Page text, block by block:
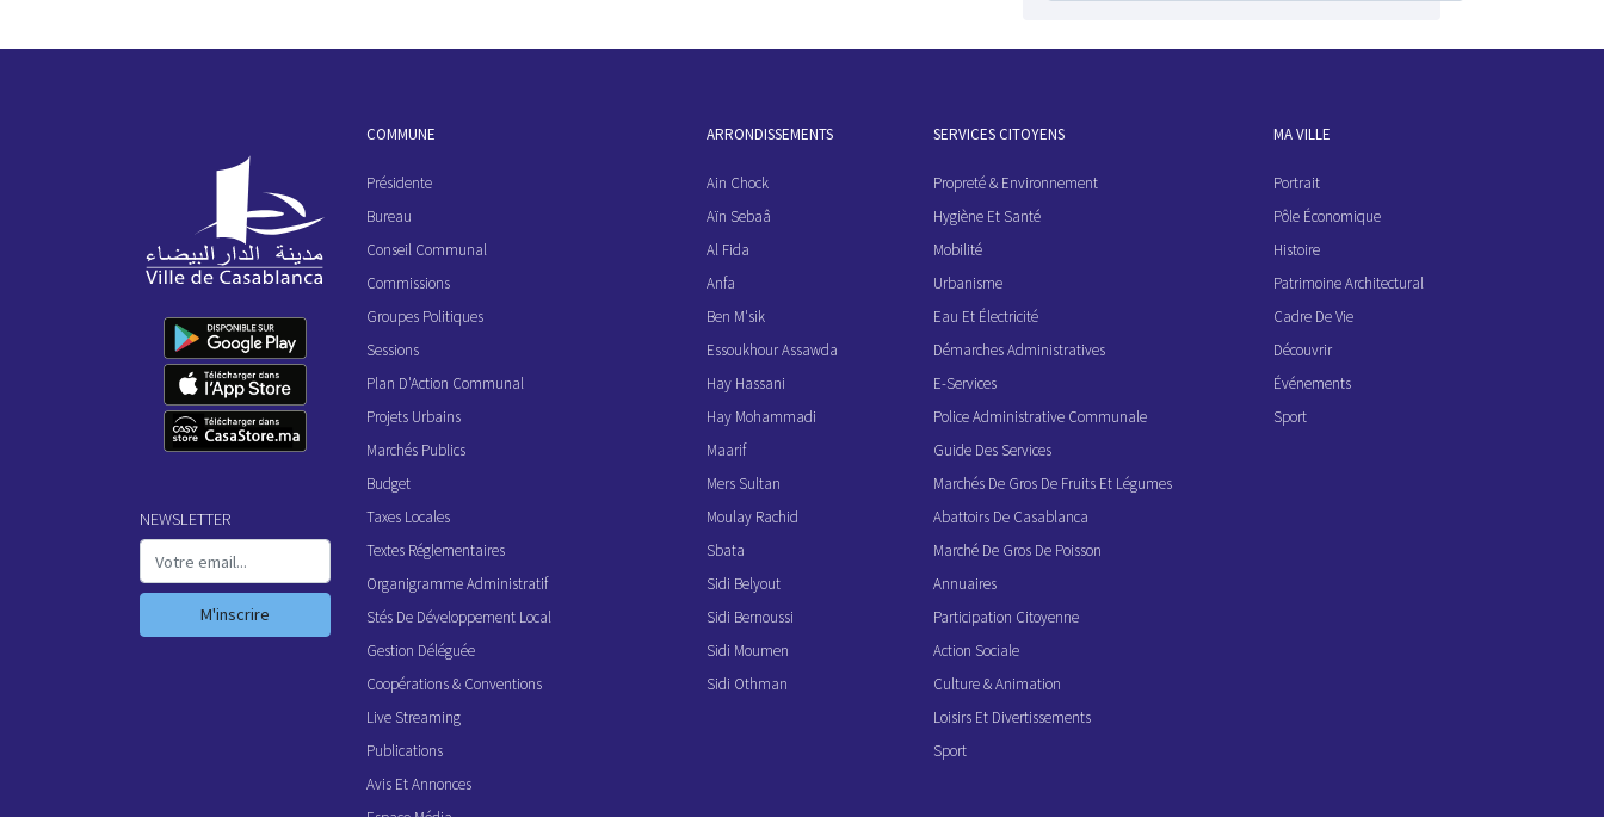
NEWSLETTER
M'inscrire
COMMUNE
Présidente
Bureau
Conseil Communal
Commissions
Groupes Politiques
Sessions
Plan D'Action Communal
Projets Urbains
Marchés Publics
Budget
Taxes Locales
Textes Réglementaires
Organigramme Administratif
Stés De Développement Local
Gestion Déléguée
Coopérations & Conventions
Live Streaming
Publications
Avis Et Annonces
ARRONDISSEMENTS
Ain Chock
Aïn Sebaâ
Al Fida
Anfa
Ben M'sik
Essoukhour Assawda
Hay Hassani
Hay Mohammadi
Maarif
Mers Sultan
Moulay Rachid
Sbata
Sidi Belyout
Sidi Bernoussi
Sidi Moumen
Sidi Othman
SERVICES CITOYENS
Propreté & Environnement
Hygiène Et Santé
Mobilité
Urbanisme
Eau Et Électricité
Démarches Administratives
E-Services
Police Administrative Communale
Guide Des Services
Marchés De Gros De Fruits Et Légumes
Abattoirs De Casablanca
Marché De Gros De Poisson
Annuaires
Participation Citoyenne
Action Sociale
Culture & Animation
Loisirs Et Divertissements
Sport
MA VILLE
Portrait
Pôle Économique
Histoire
Patrimoine Architectural
Cadre De Vie
Découvrir
Événements
Sport